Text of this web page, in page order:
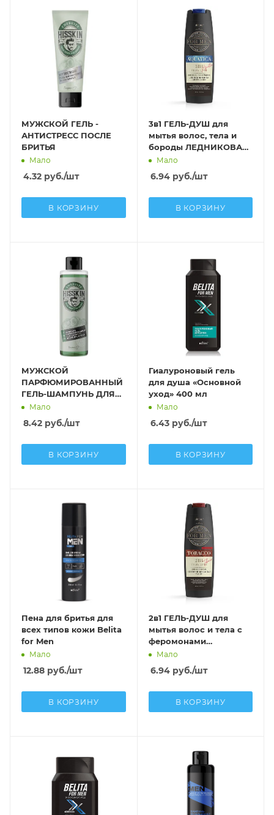
МУЖСКОЙ ГЕЛЬ -
АНТИСТРЕСС ПОСЛЕ
БРИТЬЯ
Мало
4.32 руб./шт
В КОРЗИНУ
3в1 ГЕЛЬ-ДУШ для
мытья волос, тела и
бороды ЛЕДНИКОВАЯ
ВОДА и ЦИТРУС ЮДЗУ
Мало
6.94руб./шт
В КОРЗИНУ
МУЖСКОЙ
ПАРФЮМИРОВАННЫЙ
ГЕЛЬ-ШАМПУНЬ ДЛЯ
ВОЛОС И ТЕЛА 2-В-1
Мало
8.42 руб./шт
В КОРЗИНУ
Гиалуроновый гель
для душа «Основной
уход» 400 мл
Мало
6.43руб./шт
В КОРЗИНУ
Пена для бритья для
всех типов кожи Belita
for Men
Мало
12.88 руб./шт
В КОРЗИНУ
2в1 ГЕЛЬ-ДУШ для
мытья волос и тела с
феромонами
БЛАГОРОДНЫЙ
САНДАЛ и ТАБАК 400
мл
Мало
6.94руб./шт
В КОРЗИНУ